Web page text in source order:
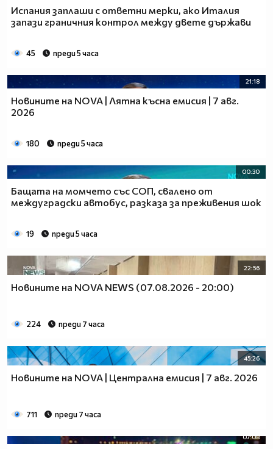
Испания заплаши с ответни мерки, ако Италия
запази граничния контрол между двете държави
45 преди 5 часа
21:18
Новините на NOVA | Лятна късна емисия | 7 авг.
2026
180 преди 5 часа
00:30
Бащата на момчето със СОП, свалено от
междуградски автобус, разказа за преживения шок
19 преди 5 часа
22:56
Новините на NOVA NEWS (07.08.2026 - 20:00)
224 преди 7 часа
45:26
Новините на NOVA | Централна емисия | 7 авг. 2026
711 преди 7 часа
07:08